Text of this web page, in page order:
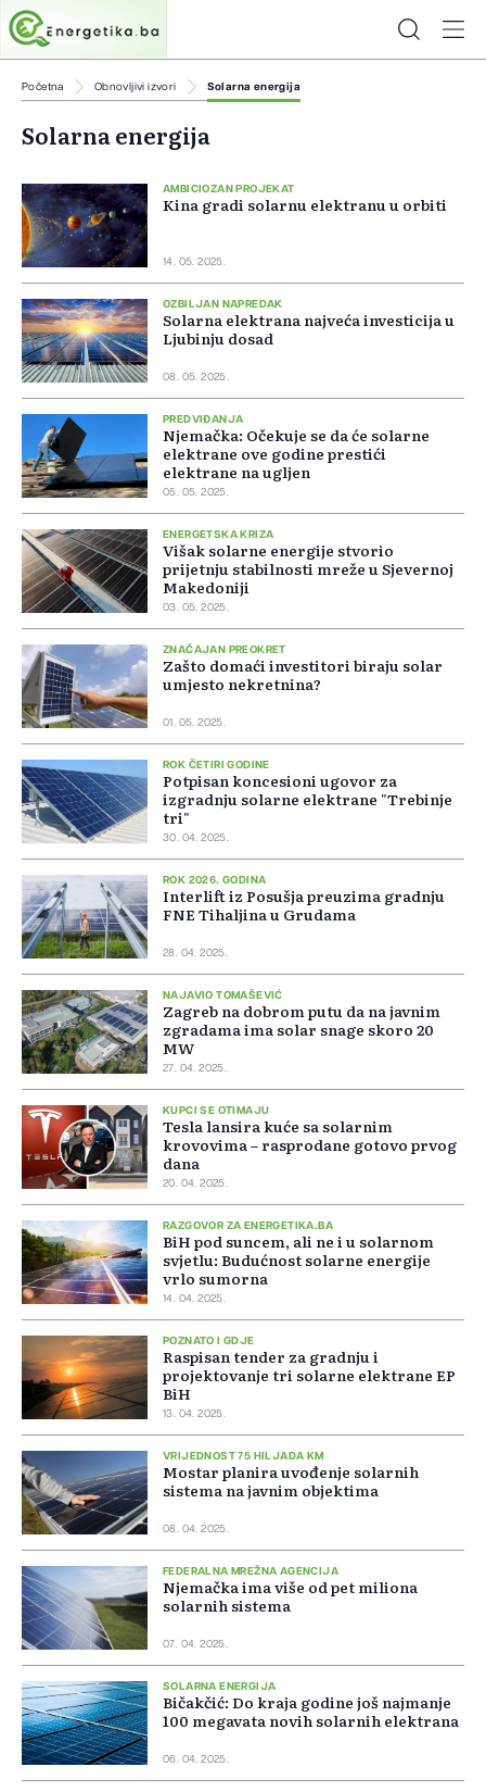
Početna Obnovljivi izvori Solarna energija
Solarna energija
AMBICIOZAN PROJEKAT
Kina gradi solarnu elektranu u orbiti
14. 05. 2025.
OZBILJAN NAPREDAK
Solarna elektrana najveća investicija u
Ljubinju dosad
08. 05. 2025.
PREDVIĐANJA
Njemačka: Očekuje se da će solarne
elektrane ove godine prestići
elektrane na ugljen
05. 05. 2025.
ENERGETSKA KRIZA
Višak solarne energije stvorio
prijetnju stabilnosti mreže u Sjevernoj
Makedoniji
03. 05. 2025.
ZNAČAJAN PREOKRET
Zašto domaći investitori biraju solar
umjesto nekretnina?
01. 05. 2025.
ROK ČETIRI GODINE
Potpisan koncesioni ugovor za
izgradnju solarne elektrane "Trebinje
tri"
30. 04. 2025.
ROK 2026. GODINA
Interlift iz Posušja preuzima gradnju
FNE Tihaljina u Grudama
28. 04. 2025.
NAJAVIO TOMAŠEVIĆ
Zagreb na dobrom putu da na javnim
zgradama ima solar snage skoro 20
MW
27. 04. 2025.
KUPCI SE OTIMAJU
Tesla lansira kuće sa solarnim
krovovima – rasprodane gotovo prvog
dana
20. 04. 2025.
RAZGOVOR ZA ENERGETIKA.BA
BiH pod suncem, ali ne i u solarnom
svjetlu: Budućnost solarne energije
vrlo sumorna
14. 04. 2025.
POZNATO I GDJE
Raspisan tender za gradnju i
projektovanje tri solarne elektrane EP
BiH
13. 04. 2025.
VRIJEDNOST 75 HILJADA KM
Mostar planira uvođenje solarnih
sistema na javnim objektima
08. 04. 2025.
FEDERALNA MREŽNA AGENCIJA
Njemačka ima više od pet miliona
solarnih sistema
07. 04. 2025.
SOLARNA ENERGIJA
Bičakčić: Do kraja godine još najmanje
100 megavata novih solarnih elektrana
06. 04. 2025.